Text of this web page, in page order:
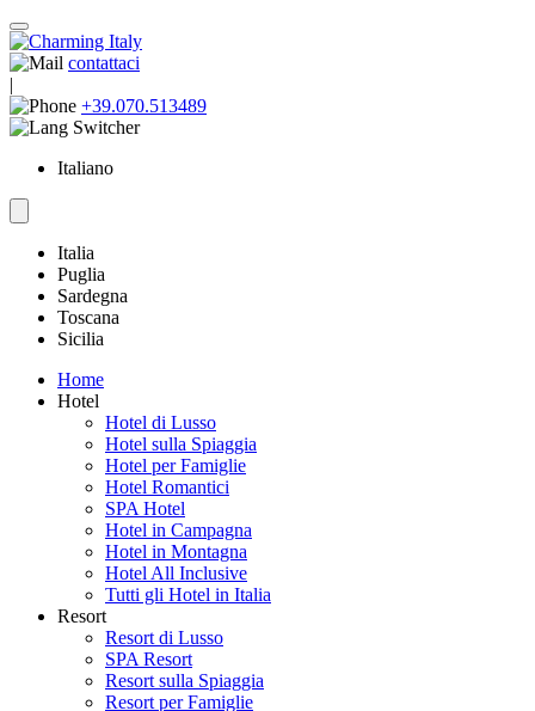
contattaci
|
+39.070.513489
Italiano
Italia
Puglia
Sardegna
Toscana
Sicilia
Home
Hotel
Hotel di Lusso
Hotel sulla Spiaggia
Hotel per Famiglie
Hotel Romantici
SPA Hotel
Hotel in Campagna
Hotel in Montagna
Hotel All Inclusive
Tutti gli Hotel in Italia
Resort
Resort di Lusso
SPA Resort
Resort sulla Spiaggia
Resort per Famiglie